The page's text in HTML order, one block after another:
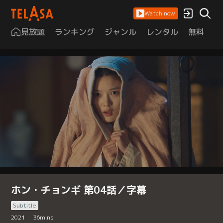
Watch now
見放題 ランキング ジャンル レンタル 無料
ホン・チョンギ 第04話／字幕
Subtitle
2021
36mins